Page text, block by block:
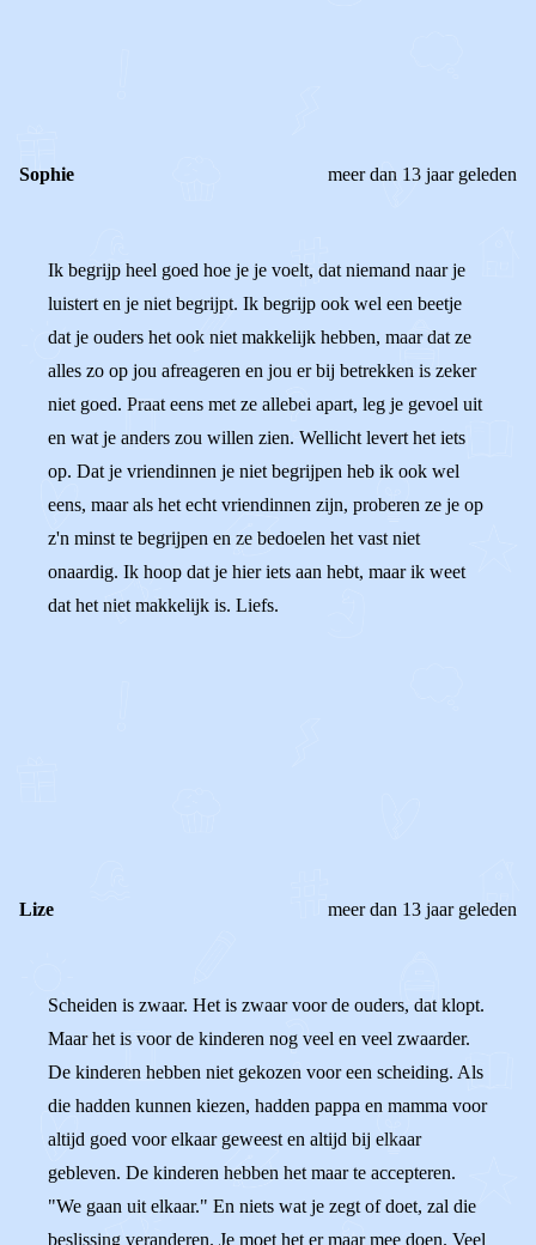
Sophie meer dan 13 jaar geleden
Ik begrijp heel goed hoe je je voelt, dat niemand naar je
luistert en je niet begrijpt. Ik begrijp ook wel een beetje
dat je ouders het ook niet makkelijk hebben, maar dat ze
alles zo op jou afreageren en jou er bij betrekken is zeker
niet goed. Praat eens met ze allebei apart, leg je gevoel uit
en wat je anders zou willen zien. Wellicht levert het iets
op. Dat je vriendinnen je niet begrijpen heb ik ook wel
eens, maar als het echt vriendinnen zijn, proberen ze je op
z'n minst te begrijpen en ze bedoelen het vast niet
onaardig. Ik hoop dat je hier iets aan hebt, maar ik weet
dat het niet makkelijk is. Liefs.
Lize meer dan 13 jaar geleden
Scheiden is zwaar. Het is zwaar voor de ouders, dat klopt.
Maar het is voor de kinderen nog veel en veel zwaarder.
De kinderen hebben niet gekozen voor een scheiding. Als
die hadden kunnen kiezen, hadden pappa en mamma voor
altijd goed voor elkaar geweest en altijd bij elkaar
gebleven. De kinderen hebben het maar te accepteren.
"We gaan uit elkaar." En niets wat je zegt of doet, zal die
beslissing veranderen. Je moet het er maar mee doen. Veel